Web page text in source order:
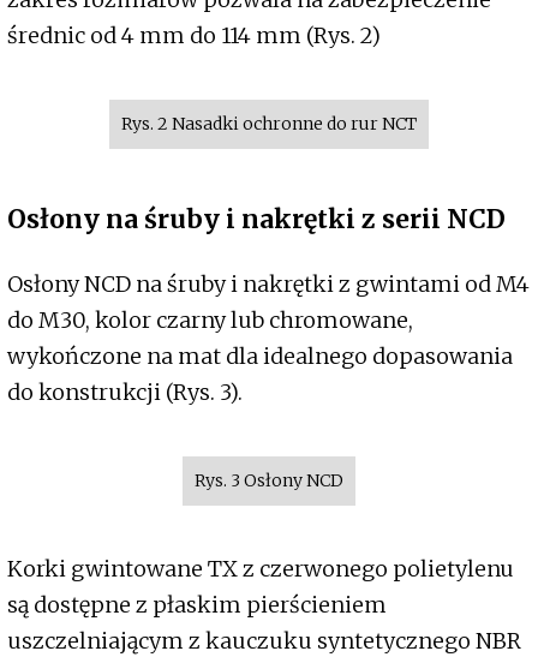
średnic od 4 mm do 114 mm (Rys. 2)
Rys. 2 Nasadki ochronne do rur NCT
Osłony na śruby i nakrętki z serii NCD
Osłony NCD na śruby i nakrętki z gwintami od M4
do M30, kolor czarny lub chromowane,
wykończone na mat dla idealnego dopasowania
do konstrukcji (Rys. 3).
Rys. 3 Osłony NCD
Korki gwintowane TX z czerwonego polietylenu
są dostępne z płaskim pierścieniem
uszczelniającym z kauczuku syntetycznego NBR